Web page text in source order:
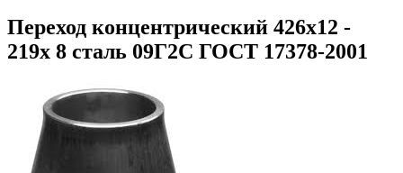
Переход концентрический 426х12 -
219х 8 сталь 09Г2С ГОСТ 17378-2001